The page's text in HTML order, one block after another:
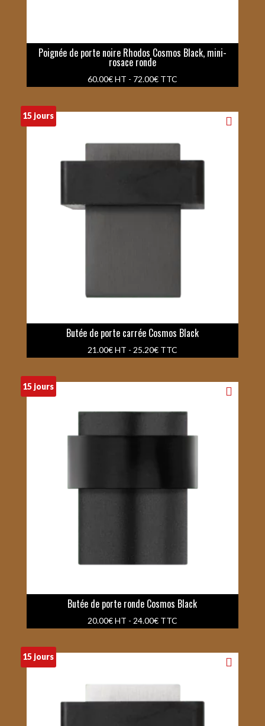
Poignée de porte noire Rhodos Cosmos Black, mini-
rosace ronde
60.00€HT - 72.00€TTC
15 jours
Butée de porte carrée Cosmos Black
21.00€HT - 25.20€TTC
15 jours
Butée de porte ronde Cosmos Black
20.00€HT - 24.00€TTC
15 jours